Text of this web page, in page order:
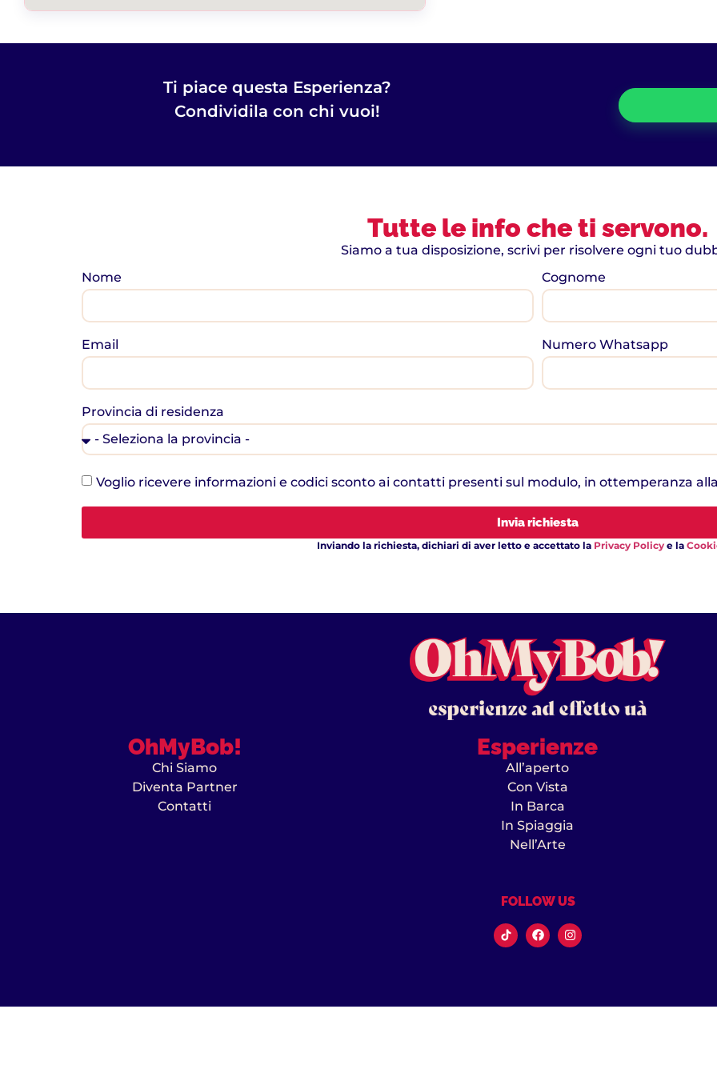
Ti piace questa Esperienza?
Condividila con chi vuoi!
Tutte le info che ti servono.
Siamo a tua disposizione, scrivi per risolvere ogni tuo
Nome
Cognome
Email Numero Whatsapp
Provincia di residenza
Voglio ricevere informazioni e codici sconto ai contatti presenti sul modulo, in ottemperanza
Invia richiesta
Inviando la richiesta, dichiari di aver letto e accettato la Privacy Policy e la
OhMyBob!
Chi Siamo
Diventa Partner
Contatti
Esperienze
All’aperto
Con Vista
In Barca
In Spiaggia
Nell’Arte
FOLLOW US